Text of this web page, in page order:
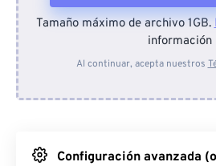
Desde el
Desde Google
Tamaño máximo de archivo 1GB.
información
Al continuar, acepta nuestros
Configuración avanzada